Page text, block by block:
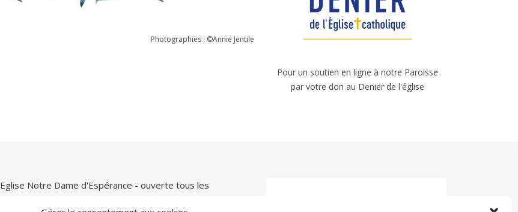
Photographies : ©Annie Jentile
Pour un soutien en ligne à notre Paroisse
par votre don au Denier de l'église
Eglise Notre Dame d'Espérance - ouverte tous les